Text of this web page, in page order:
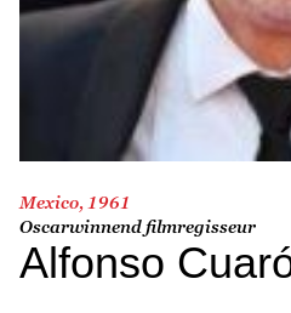
Mexico, 1961
Oscarwinnend filmregisseur
Alfonso